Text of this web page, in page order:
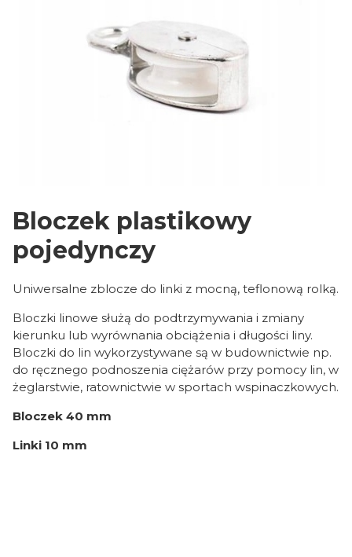
Bloczek plastikowy
pojedynczy
Uniwersalne zblocze do linki z mocną, teflonową rolką.
Bloczki linowe służą do podtrzymywania i zmiany
kierunku lub wyrównania obciążenia i długości liny.
Bloczki do lin wykorzystywane są w budownictwie np.
do ręcznego podnoszenia ciężarów przy pomocy lin, w
żeglarstwie, ratownictwie w sportach wspinaczkowych.
Bloczek 40 mm
Linki 10 mm